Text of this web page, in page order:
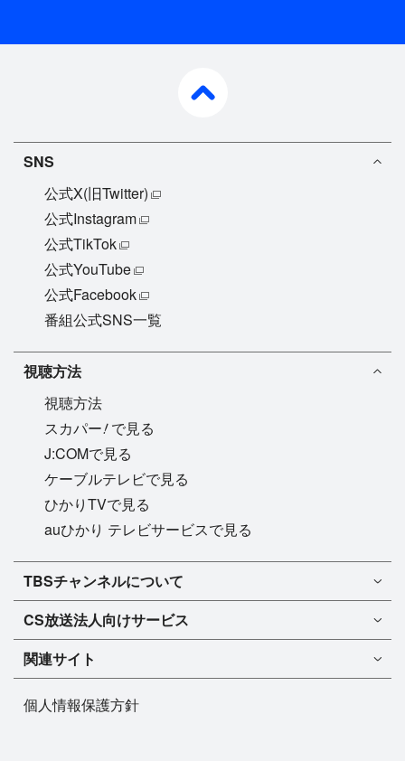
SNS
公式X(旧Twitter)
公式Instagram
公式TikTok
公式YouTube
公式Facebook
番組公式SNS一覧
視聴方法
視聴方法
スカパー!で見る
J:COMで見る
ケーブルテレビで見る
ひかりTVで見る
auひかり テレビサービスで見る
TBSチャンネル1
TBSチャンネル2
マンスリーガイド［PDF］
TBSチャンネルについて
TBSチャンネルについて
FAQ・よくあるご質問
インフォメーション
プレゼント
CS放送法人向けサービス
法人向けサービスについて
TBSチャンネル1
TBSチャンネル2
今月放送
ドラマ
バラエティ
音楽
関連サイト
BS-TBS
個人情報保護方針